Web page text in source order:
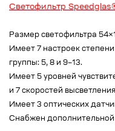
Светофильтр
Размер светофильтра
Имеет 7 настроек
группы: 5, 8 и 9–13.
Имеет 5 уровней
и 7 скоростей
Имеет 3 оптических
Снабжен